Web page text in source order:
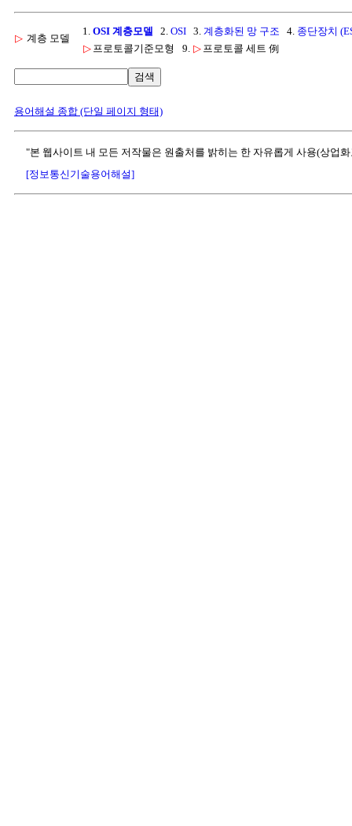
▷ 계층 모델
1. OSI 계층모델 2. OSI 3. 계층화된 망 구조 4. 종단장치
▷ 프로토콜기준모형 9. ▷ 프로토콜 세트 例
검색
용어해설 종합 (단일 페이지 형태)
"본 웹사이트 내 모든 저작물은 원출처를 밝히는 한 자유롭게 사용(상업
[정보통신기술용어해설]